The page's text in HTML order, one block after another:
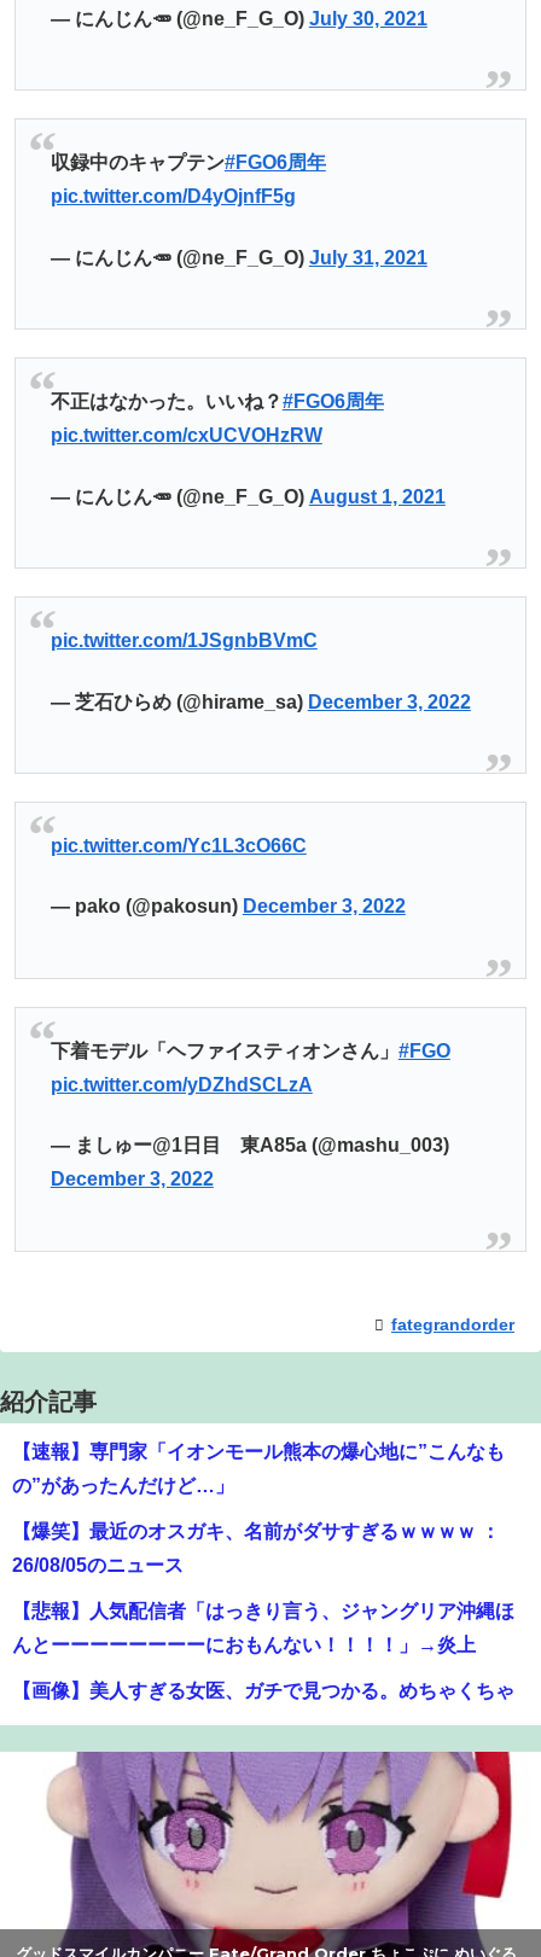
— にんじん🥕 (@ne_F_G_O) July 30, 2021
収録中のキャプテン#FGO6周年
pic.twitter.com/D4yOjnfF5g
— にんじん🥕 (@ne_F_G_O) July 31, 2021
不正はなかった。いいね？#FGO6周年
pic.twitter.com/cxUCVOHzRW
— にんじん🥕 (@ne_F_G_O) August 1, 2021
pic.twitter.com/1JSgnbBVmC
— 芝石ひらめ (@hirame_sa) December 3, 2022
pic.twitter.com/Yc1L3cO66C
— pako (@pakosun) December 3, 2022
下着モデル「ヘファイスティオンさん」 #FGO
pic.twitter.com/yDZhdSCLzA
— ましゅー@1日目 東A85a (@mashu_003)
December 3, 2022
fategrandorder
紹介記事
【速報】専門家「イオンモール熊本の爆心地に”こんなも
の”があったんだけど…」
【爆笑】最近のオスガキ、名前がダサすぎるｗｗｗｗ ：
26/08/05のニュース
【悲報】人気配信者「はっきり言う、ジャングリア沖縄ほ
んとーーーーーーーーにおもんない！！！！」→炎上
【画像】美人すぎる女医、ガチで見つかる。めちゃくちゃ
いいべｗｗｗｗ ：26/08/04のニュース
【悲報】風俗嬢やってる女の末路ｗｗｗｗｗｗｗｗｗｗｗ
【朗報】アマガミの棚町薫さん、最新絵でめっちゃ可愛く
なる：26/08/03のニュース
【警告】社会人「スムージーにキウイ皮ごと入れよ。これ
美容にいいんだよね〜」→ 結果…
グッドスマイルカンパニー Fate/Grand Order ちょこぷに ぬいぐる